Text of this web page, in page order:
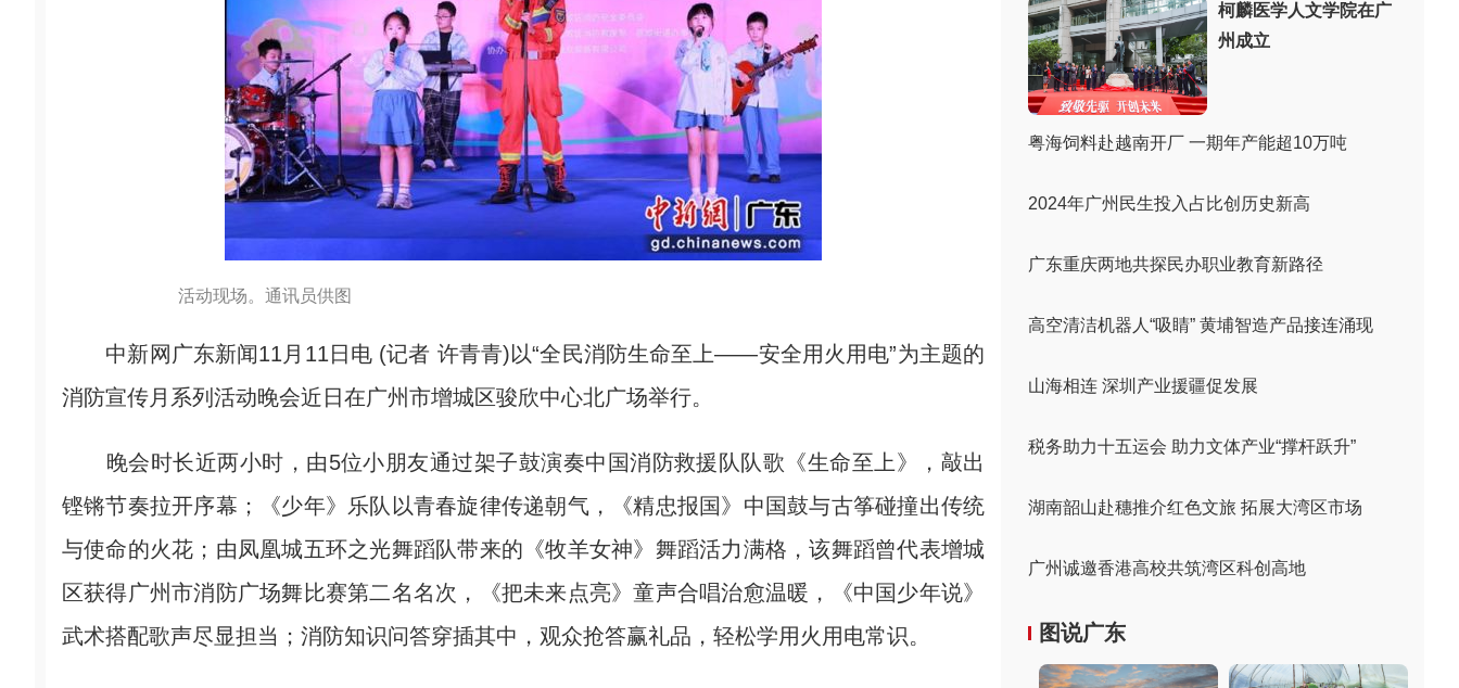
活动现场。通讯员供图
中新网广东新闻11月11日电 (记者 许青青)以“全民消防生命至上——安全用火用电”为主题的
消防宣传月系列活动晚会近日在广州市增城区骏欣中心北广场举行。
晚会时长近两小时，由5位小朋友通过架子鼓演奏中国消防救援队队歌《生命至上》，敲出
铿锵节奏拉开序幕；《少年》乐队以青春旋律传递朝气，《精忠报国》中国鼓与古筝碰撞出传统
与使命的火花；由凤凰城五环之光舞蹈队带来的《牧羊女神》舞蹈活力满格，该舞蹈曾代表增城
区获得广州市消防广场舞比赛第二名名次，《把未来点亮》童声合唱治愈温暖，《中国少年说》
武术搭配歌声尽显担当；消防知识问答穿插其中，观众抢答赢礼品，轻松学用火用电常识。
柯麟医学人文学院在广
州成立
粤海饲料赴越南开厂 一期年产能超10万吨
2024年广州民生投入占比创历史新高
广东重庆两地共探民办职业教育新路径
高空清洁机器人“吸睛” 黄埔智造产品接连涌现
山海相连 深圳产业援疆促发展
税务助力十五运会 助力文体产业“撑杆跃升”
湖南韶山赴穗推介红色文旅 拓展大湾区市场
广州诚邀香港高校共筑湾区科创高地
图说广东